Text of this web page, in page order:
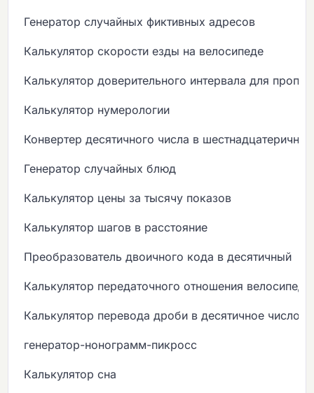
Генератор случайных фиктивных адресов
Калькулятор скорости езды на велосипеде
Калькулятор доверительного интервала для
Калькулятор нумерологии
Конвертер десятичного числа в шестнадцатеричный
Генератор случайных блюд
Калькулятор цены за тысячу показов
Калькулятор шагов в расстояние
Преобразователь двоичного кода в десятичный
Калькулятор передаточного отношения велосипеда
Калькулятор перевода дроби в десятичное число
генератор-нонограмм-пикросс
Калькулятор сна